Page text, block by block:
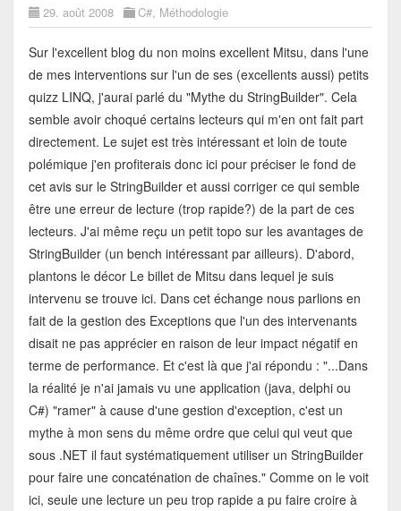
29. août 2008 C#, Méthodologie
Sur l'excellent blog du non moins excellent Mitsu, dans l'une
de mes interventions sur l'un de ses (excellents aussi) petits
quizz LINQ, j'aurai parlé du "Mythe du StringBuilder". Cela
semble avoir choqué certains lecteurs qui m'en ont fait part
directement. Le sujet est très intéressant et loin de toute
polémique j'en profiterais donc ici pour préciser le fond de
cet avis sur le StringBuilder et aussi corriger ce qui semble
être une erreur de lecture (trop rapide?) de la part de ces
lecteurs. J'ai même reçu un petit topo sur les avantages de
StringBuilder (un bench intéressant par ailleurs). D'abord,
plantons le décor Le billet de Mitsu dans lequel je suis
intervenu se trouve ici. Dans cet échange nous parlions en
fait de la gestion des Exceptions que l'un des intervenants
disait ne pas apprécier en raison de leur impact négatif en
terme de performance. Et c'est là que j'ai répondu : "...Dans
la réalité je n'ai jamais vu une application (java, delphi ou
C#) "ramer" à cause d'une gestion d'exception, c'est un
mythe à mon sens du même ordre que celui qui veut que
sous .NET il faut systématiquement utiliser un StringBuilder
pour faire une concaténation de chaînes." Comme on le voit
ici, seule une lecture un peu trop rapide a pu faire croire à